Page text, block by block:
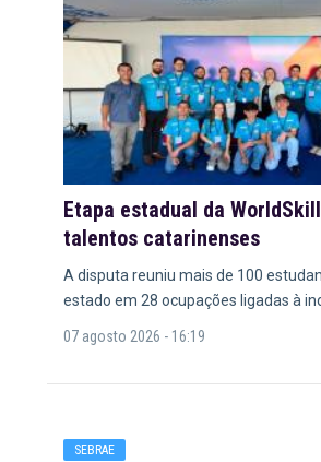
Etapa estadual da
talentos catarinenses
A disputa reuniu mais de 100
estado em 28 ocupações ligadas à
07 agosto 2026 - 16:19
SEBRAE